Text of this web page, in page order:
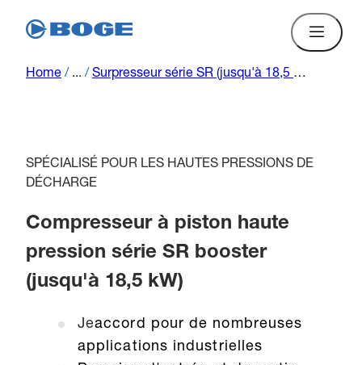
Home / ... / Surpresseur série SR (jusqu'à 18,5 kW)
SPÉCIALISÉ POUR LES HAUTES PRESSIONS DE
DÉCHARGE
Compresseur à piston haute
pression série SR booster
(jusqu'à 18,5 kW)
Jeaccord pour de nombreuses
applications industrielles